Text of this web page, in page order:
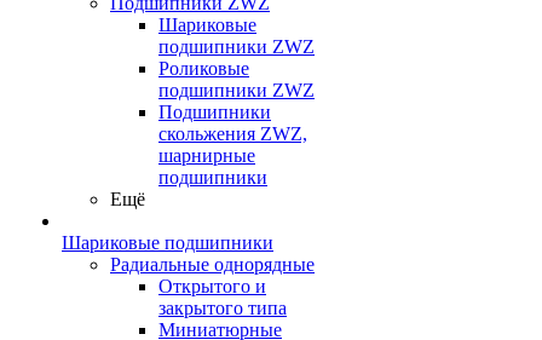
Шариковые
подшипники ZWZ
Роликовые
подшипники ZWZ
Подшипники
скольжения ZWZ,
шарнирные
подшипники
Ещё
Шариковые подшипники
Радиальные однорядные
Открытого и
закрытого типа
Миниатюрные